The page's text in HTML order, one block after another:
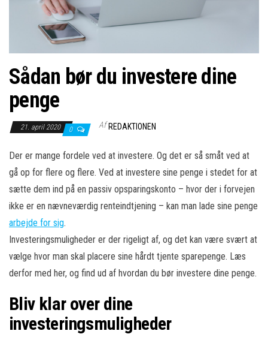
Sådan bør du investere dine
penge
21. april 2020 0 Af REDAKTIONEN
Der er mange fordele ved at investere. Og det er så småt ved at
gå op for flere og flere. Ved at investere sine penge i stedet for at
sætte dem ind på en passiv opsparingskonto – hvor der i forvejen
ikke er en nævneværdig renteindtjening – kan man lade sine penge
arbejde for sig.
Investeringsmuligheder er der rigeligt af, og det kan være svært at
vælge hvor man skal placere sine hårdt tjente sparepenge. Læs
derfor med her, og find ud af hvordan du bør investere dine penge.
Bliv klar over dine
investeringsmuligheder